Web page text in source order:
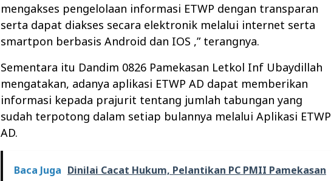
mengakses pengelolaan informasi ETWP dengan transparan
serta dapat diakses secara elektronik melalui internet serta
smartpon berbasis Android dan IOS ,” terangnya.
Sementara itu Dandim 0826 Pamekasan Letkol Inf Ubaydillah
mengatakan, adanya aplikasi ETWP AD dapat memberikan
informasi kepada prajurit tentang jumlah tabungan yang
sudah terpotong dalam setiap bulannya melalui Aplikasi ETWP
AD.
Baca Juga Dinilai Cacat Hukum, Pelantikan PC PMII Pamekasan